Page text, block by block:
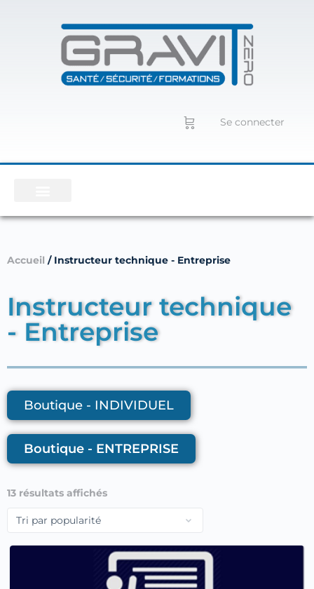
Se connecter
Accueil / Instructeur technique - Entreprise
Instructeur technique
- Entreprise
Boutique - INDIVIDUEL
Boutique - ENTREPRISE
13 résultats affichés